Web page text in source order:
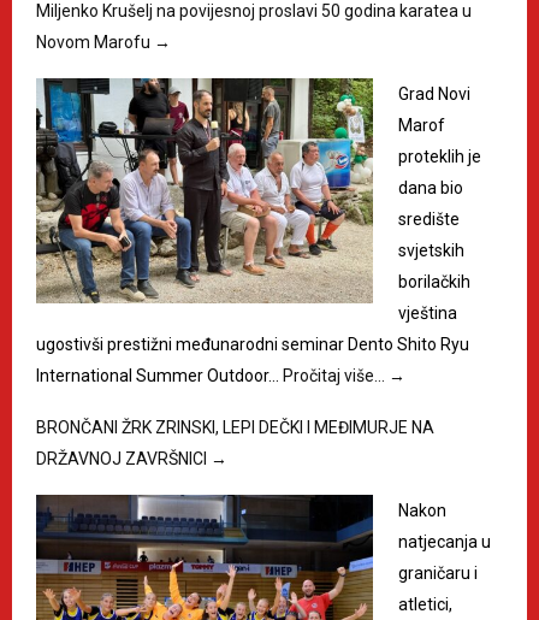
Miljenko Krušelj na povijesnoj proslavi 50 godina karatea u
Novom Marofu →
Grad Novi
Marof
proteklih je
dana bio
središte
svjetskih
borilačkih
vještina
ugostivši prestižni međunarodni seminar Dento Shito Ryu
International Summer Outdoor…
Pročitaj više… →
BRONČANI ŽRK ZRINSKI, LEPI DEČKI I MEĐIMURJE NA
DRŽAVNOJ ZAVRŠNICI →
Nakon
natjecanja u
graničaru i
atletici,